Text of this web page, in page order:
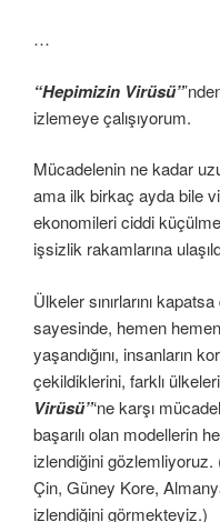
…
“Hepimizin Virüsü”
izlemeye çalışıyorum.
Mücadelenin ne kadar
ama ilk birkaç ayda bile
ekonomileri ciddi
işsizlik rakamlarına
Ülkeler sınırlarını
sayesinde, hemen
yaşandığını, insanların
çekildiklerini, farklı
Virüsü”‘ne karşı
başarılı olan modellerin
izlendiğini gözlemliyoruz.
Çin, Güney Kore,
izlendiğini görmekteyiz.)